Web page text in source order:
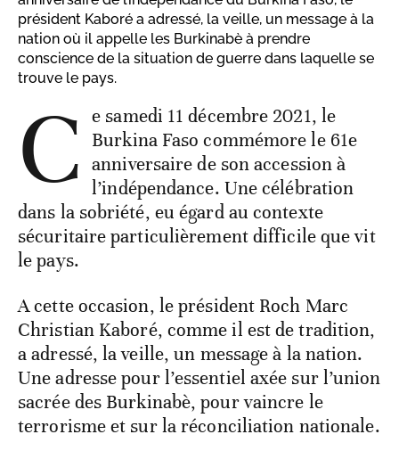
président Kaboré a adressé, la veille, un message à la
nation où il appelle les Burkinabè à prendre
conscience de la situation de guerre dans laquelle se
trouve le pays.
C e samedi 11 décembre 2021, le
Burkina Faso commémore le 61e
anniversaire de son accession à
l’indépendance. Une célébration
dans la sobriété, eu égard au contexte
sécuritaire particulièrement difficile que vit
le pays.
A cette occasion, le président Roch Marc
Christian Kaboré, comme il est de tradition,
a adressé, la veille, un message à la nation.
Une adresse pour l’essentiel axée sur l’union
sacrée des Burkinabè, pour vaincre le
terrorisme et sur la réconciliation nationale.